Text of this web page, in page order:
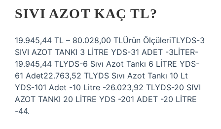
SIVI AZOT KAÇ TL?
19.945,44 TL – 80.028,00 TLÜrün ÖlçüleriTLYDS-3
SIVI AZOT TANKI 3 LİTRE YDS-31 ADET -3LİTER-
19.945,44 TLYDS-6 Sıvı Azot Tankı 6 LİTRE YDS-
61 Adet22.763,52 TLYDS Sıvı Azot Tankı 10 Lt
YDS-101 Adet -10 Litre -26.023,92 TLYDS-20 SIVI
AZOT TANKI 20 LİTRE YDS -201 ADET -20 LİTRE
-44.